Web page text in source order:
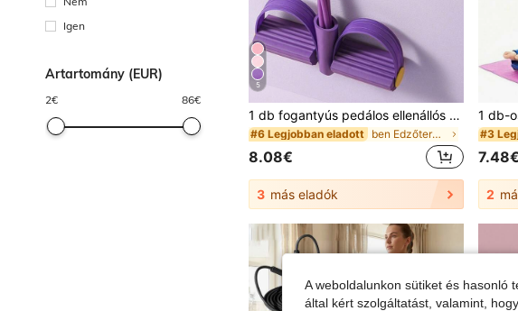
Igen
Ártartomány (EUR)
2€ 86€
5
1 db fogantyús pedálos ellenállós szalag, pilateshez, edzéshez, pilates eszköz, húzkötél, nyújtő szalag, uniszex többfunkciós jóga felhúzós húzkötél, edzőpedál feszítő, multifunkciós otthoni fitness eszköz, rugalmas szalag
#6 Legjobban eladott ben Edzőterem és fitnesz Ellenállásszalagok
8.08€
3 más eladók
#3
7.48€
2
A weboldalunkon sütiket és hasonló
által kért szolgáltatást, valamint,